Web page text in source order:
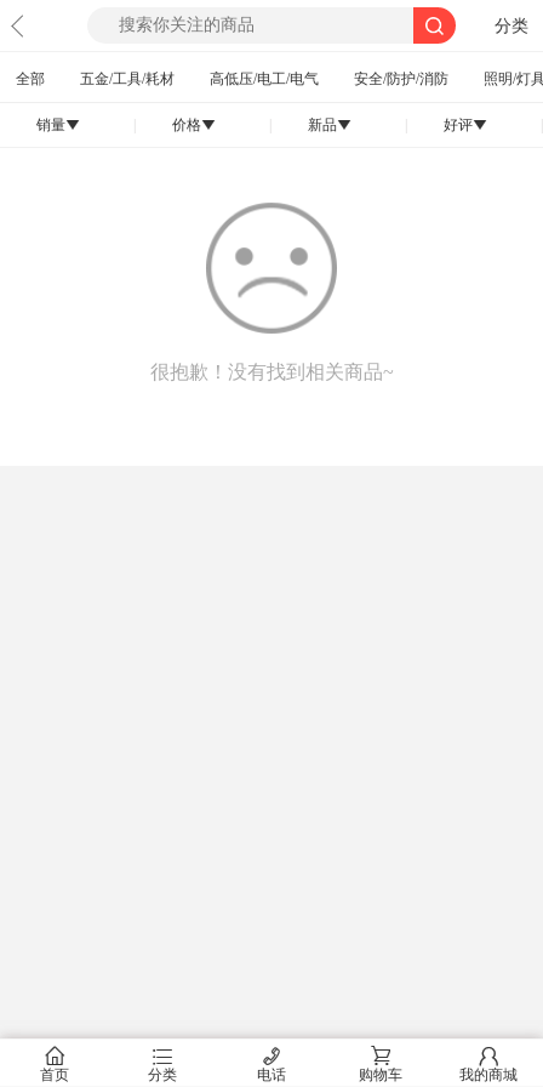
分类
全部 五金/工具/耗材 高低压/电工/电气 安全/防护/消防 照明/灯
销量󰄢 价格󰄢 新品󰄢 好评󰄢
很抱歉！没有找到相关商品~
󰂠
首页
󰂦
分类
󰄫
电话
󰂟
购物车
󰂢
我的商城